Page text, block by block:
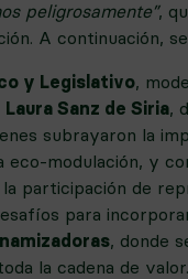
peligrosamente”,
A continuación,
y Legislativo,
Laura Sanz de Siria,
subrayaron la
eco-modulación, y
la participación de
para
, donde
la cadena de valor.